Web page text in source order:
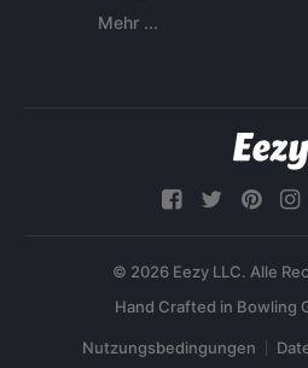
Mehr ...
© 2026 Eezy LLC. Alle
Nutzungsbedingungen